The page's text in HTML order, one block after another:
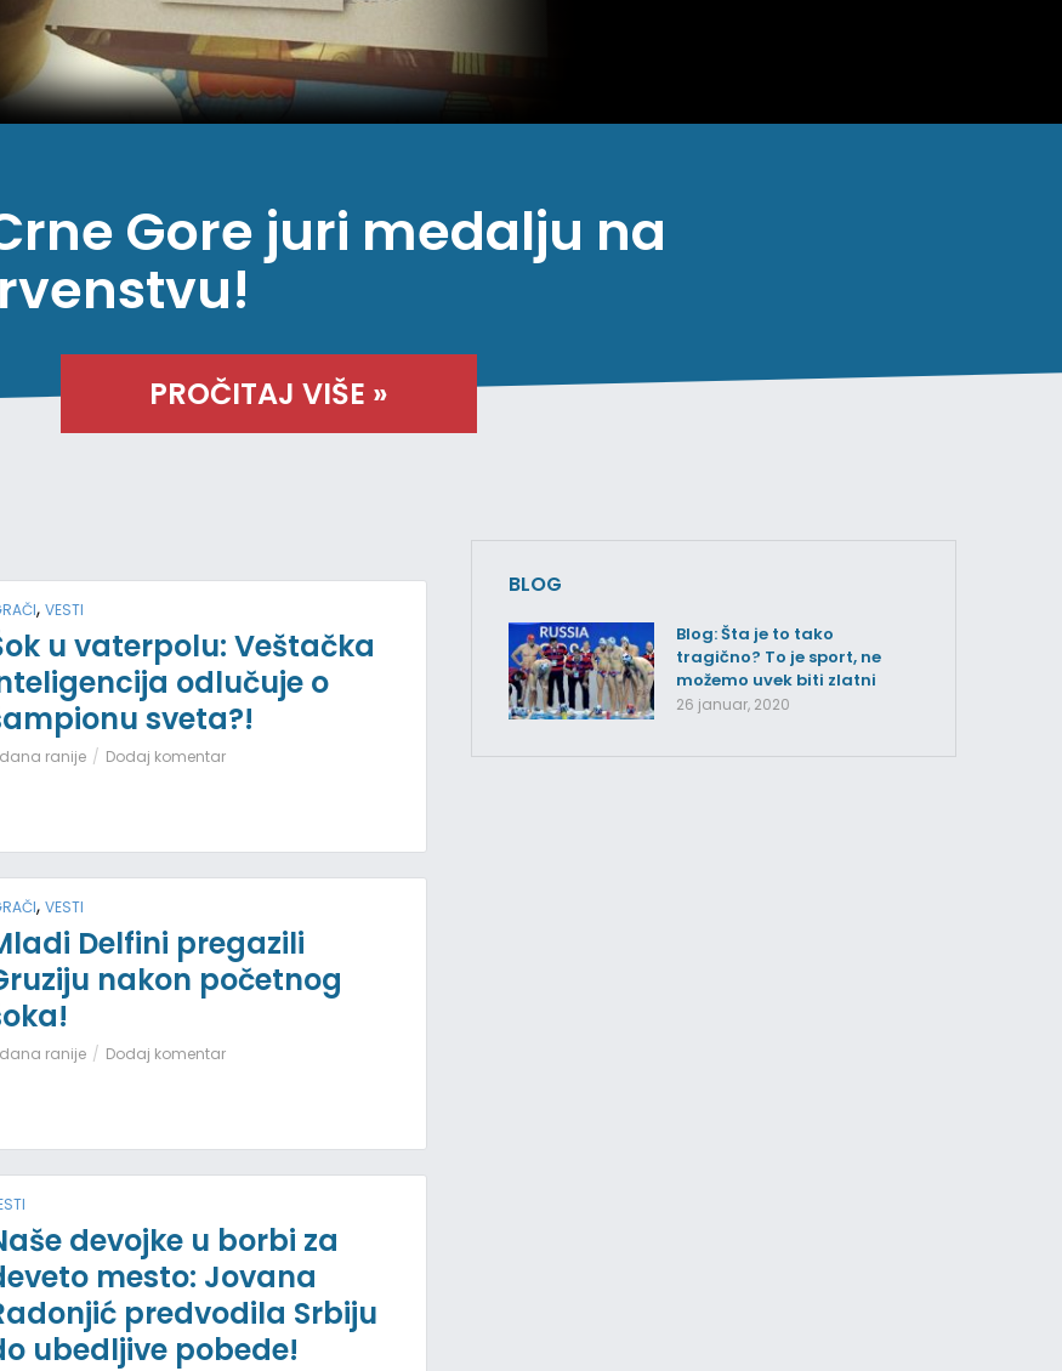
Gore juri medalju na
PROČITAJ VIŠE »
, VESTI
u vaterpolu: Veštačka
odlučuje o
sveta?!
ranije Dodaj komentar
, VESTI
Delfini pregazili
nakon početnog
ranije Dodaj komentar
devojke u borbi za
mesto: Jovana
predvodila Srbiju
ubedljive pobede!
BLOG
Blog: Šta je to tako
tragično? To je sport, ne
možemo uvek biti zlatni
26 januar, 2020